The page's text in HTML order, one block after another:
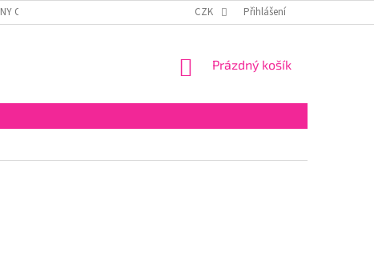
OSOBNÍCH ÚDAJŮ ODSTOUPENÍ OD SMLOUVY
CZK Přihlášení
NÁKUPNÍ
Prázdný košík